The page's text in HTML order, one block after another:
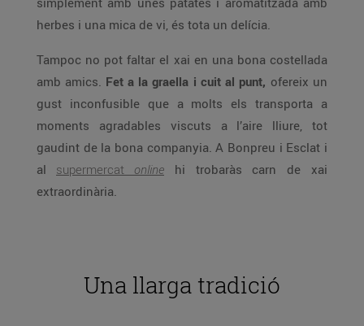
herbes i una mica de vi, és tota un delícia.
Tampoc no pot faltar el xai en una bona costellada
amb amics. Fet a la graella i cuit al punt, ofereix un
gust inconfusible que a molts els transporta a
moments agradables viscuts a l’aire lliure, tot
gaudint de la bona companyia. A Bonpreu i Esclat i
al supermercat online hi trobaràs carn de xai
extraordinària.
Una llarga tradició